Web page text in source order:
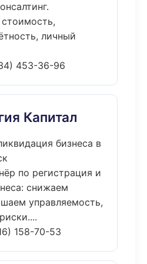
личный
453-36-96
Капитал
бизнеса в
по регистрация и
снижаем
управляемость,
158-70-53